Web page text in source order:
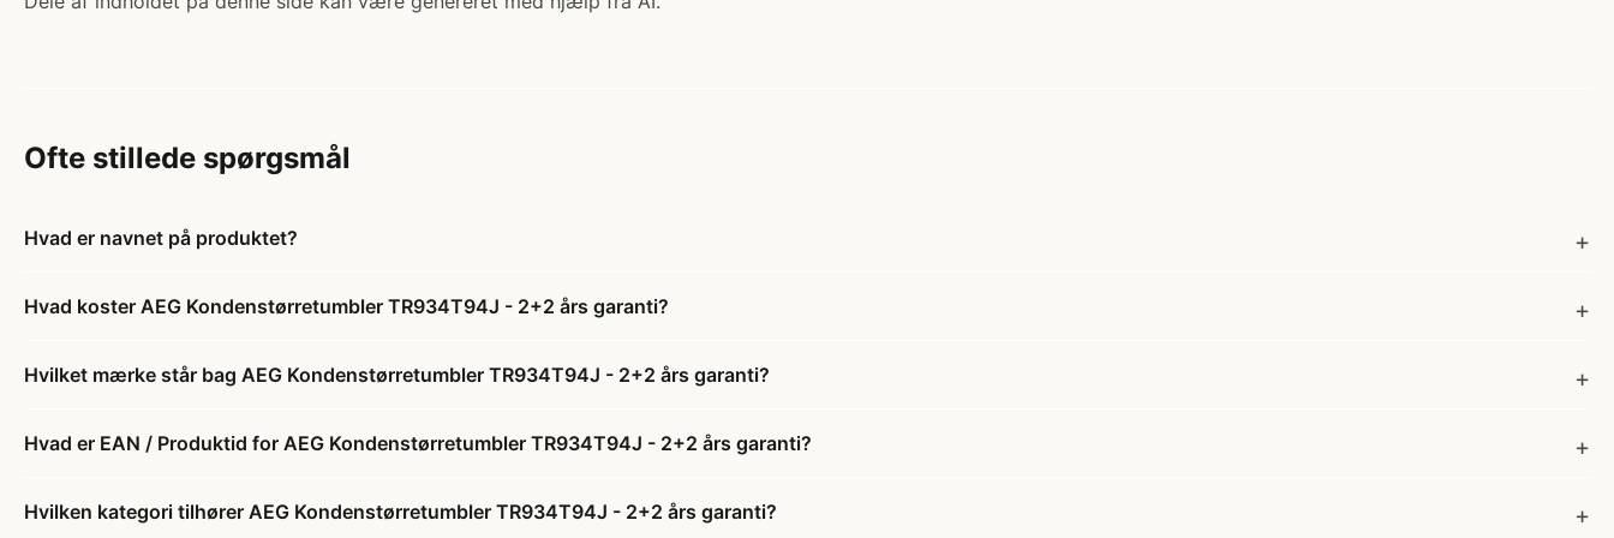
Ofte stillede spørgsmål
Hvad er navnet på produktet?
Hvad koster AEG Kondenstørretumbler TR934T94J - 2+2 års garanti?
Hvilket mærke står bag AEG Kondenstørretumbler TR934T94J - 2+2 års garanti?
Hvad er EAN / Produktid for AEG Kondenstørretumbler TR934T94J - 2+2 års garanti?
Hvilken kategori tilhører AEG Kondenstørretumbler TR934T94J - 2+2 års garanti?